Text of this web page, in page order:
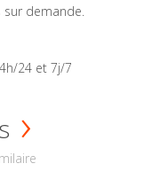
sur demande.
24 et 7j/7